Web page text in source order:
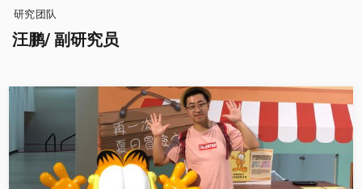
研究团队
汪鹏/ 副研究员